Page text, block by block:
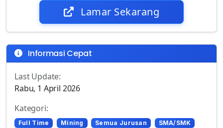
Lamar Sekarang
Informasi Cepat
Last Update:
Rabu, 1 April 2026
Kategori:
Full Time Mining Semua Jurusan
SMA/SMK